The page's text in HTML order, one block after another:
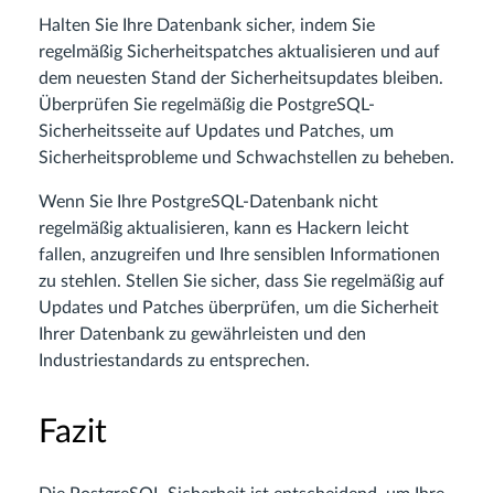
Halten Sie Ihre Datenbank sicher, indem Sie
regelmäßig Sicherheitspatches aktualisieren und auf
dem neuesten Stand der Sicherheitsupdates bleiben.
Überprüfen Sie regelmäßig die PostgreSQL-
Sicherheitsseite auf Updates und Patches, um
Sicherheitsprobleme und Schwachstellen zu beheben.
Wenn Sie Ihre PostgreSQL-Datenbank nicht
regelmäßig aktualisieren, kann es Hackern leicht
fallen, anzugreifen und Ihre sensiblen Informationen
zu stehlen. Stellen Sie sicher, dass Sie regelmäßig auf
Updates und Patches überprüfen, um die Sicherheit
Ihrer Datenbank zu gewährleisten und den
Industriestandards zu entsprechen.
Fazit